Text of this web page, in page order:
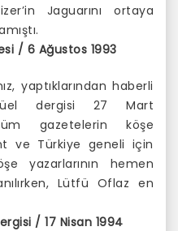
Jaguarını ortaya
/ 6 Ağustos 1993
yaptıklarından haberli
dergisi 27 Mart
gazetelerin köşe
ve Türkiye geneli için
yazarlarının hemen
Lütfü Oflaz en
/ 17 Nisan 1994